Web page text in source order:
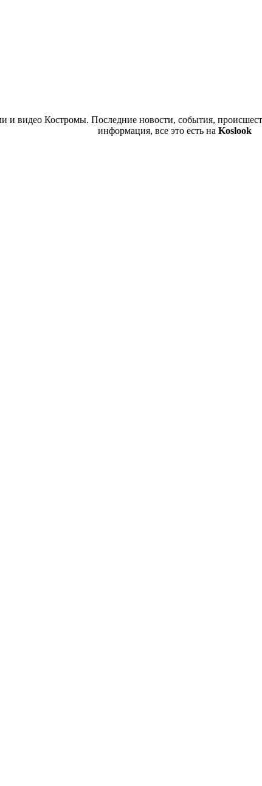
и видео Костромы. Последние новости, события,
информация, все это есть на Koslook